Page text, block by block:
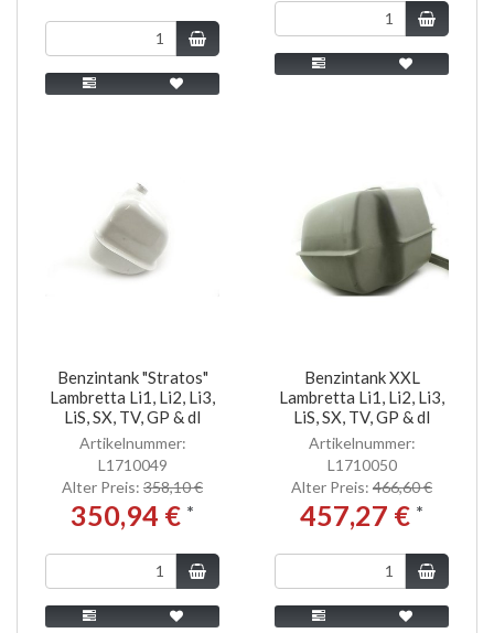
Benzintank "Stratos"
Lambretta Li1, Li2, Li3,
LiS, SX, TV, GP & dl
Artikelnummer:
L1710049
Alter Preis: 358,10 €
350,94 € *
Benzintank XXL
Lambretta Li1, Li2, Li3,
LiS, SX, TV, GP & dl
Artikelnummer:
L1710050
Alter Preis: 466,60 €
457,27 € *